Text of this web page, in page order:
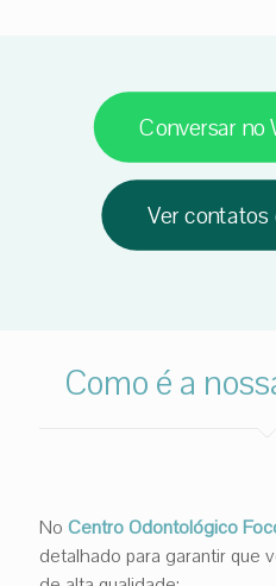
Conversar no
Ver contatos
Como é a
No Centro Odontológico
detalhado para garantir que